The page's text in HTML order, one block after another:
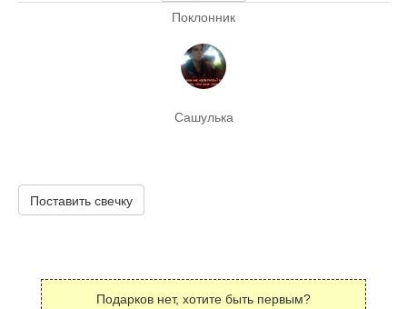
Поклонник
Сашулька
Поставить свечку
Подарков нет, хотите быть первым?